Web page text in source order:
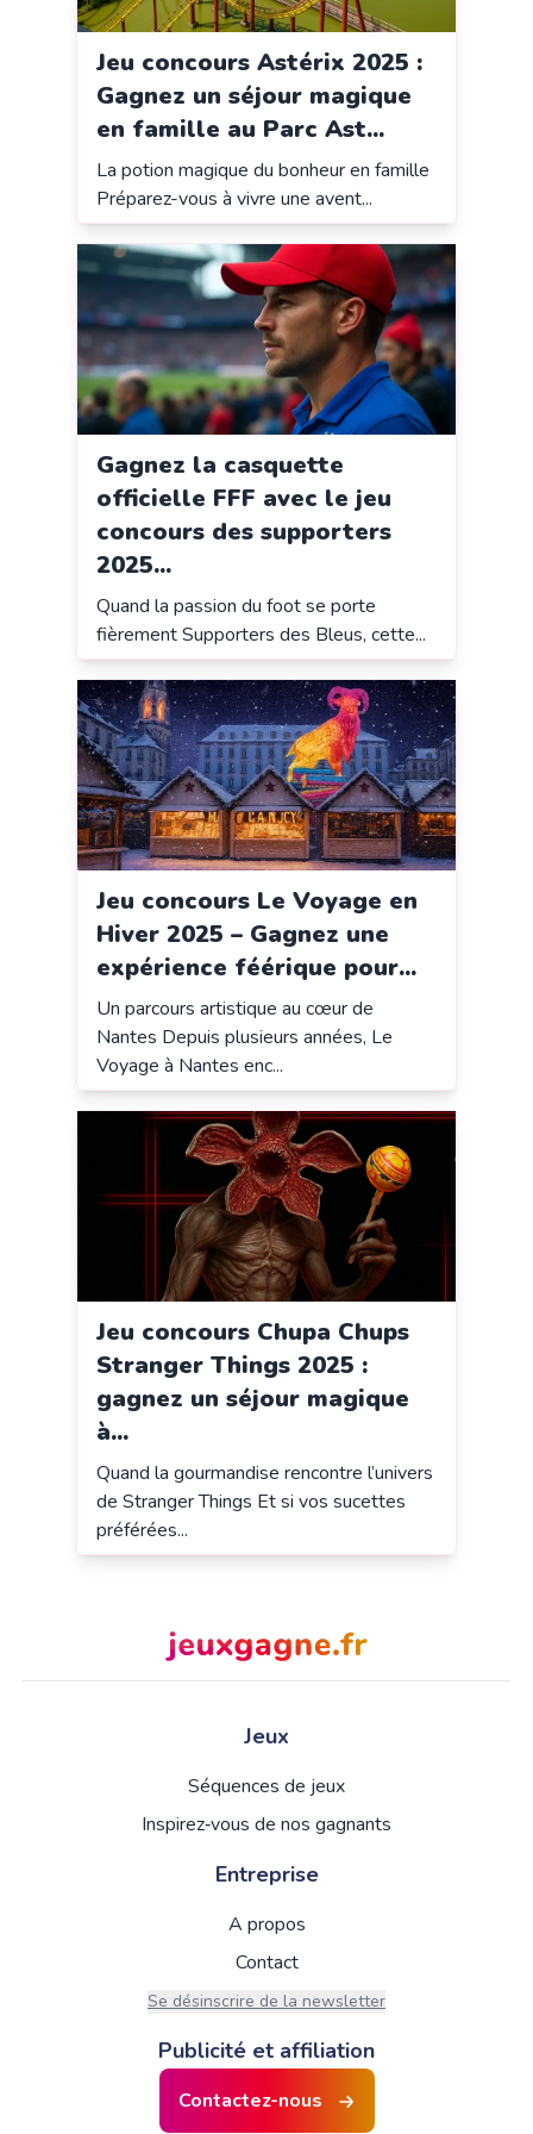
Jeu concours Astérix 2025 :
Gagnez un séjour magique
en famille au Parc Ast...
La potion magique du bonheur en famille
Préparez-vous à vivre une avent...
Gagnez la casquette
officielle FFF avec le jeu
concours des supporters
2025...
Quand la passion du foot se porte
fièrement Supporters des Bleus, cette...
Jeu concours Le Voyage en
Hiver 2025 – Gagnez une
expérience féérique pour...
Un parcours artistique au cœur de
Nantes Depuis plusieurs années, Le
Voyage à Nantes enc...
Jeu concours Chupa Chups
Stranger Things 2025 :
gagnez un séjour magique
à...
Quand la gourmandise rencontre l’univers
de Stranger Things Et si vos sucettes
préférées...
Jeux
Séquences de jeux
Inspirez‑vous de nos gagnants
Entreprise
A propos
Contact
Se désinscrire de la newsletter
Publicité et affiliation
Contactez-nous